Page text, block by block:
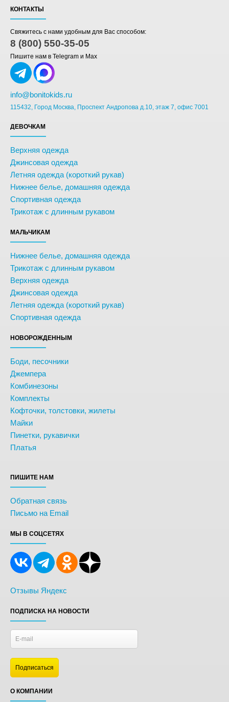
КОНТАКТЫ
Свяжитесь с нами удобным для Вас способом:
8 (800) 550-35-05
Пишите нам в Telegram и Max
info@bonitokids.ru
115432, Город Москва, Проспект Андропова д.10, этаж 7, офис 7001
ДЕВОЧКАМ
Верхняя одежда
Джинсовая одежда
Летняя одежда (короткий рукав)
Нижнее белье, домашняя одежда
Спортивная одежда
Трикотаж с длинным рукавом
МАЛЬЧИКАМ
Нижнее белье, домашняя одежда
Трикотаж с длинным рукавом
Верхняя одежда
Джинсовая одежда
Летняя одежда (короткий рукав)
Спортивная одежда
НОВОРОЖДЕННЫМ
Боди, песочники
Джемпера
Комбинезоны
Комплекты
Кофточки, толстовки, жилеты
Майки
Пинетки, рукавички
Платья
ПИШИТЕ НАМ
Обратная связь
Письмо на Email
МЫ В СОЦСЕТЯХ
Отзывы Яндекс
ПОДПИСКА НА НОВОСТИ
О КОМПАНИИ